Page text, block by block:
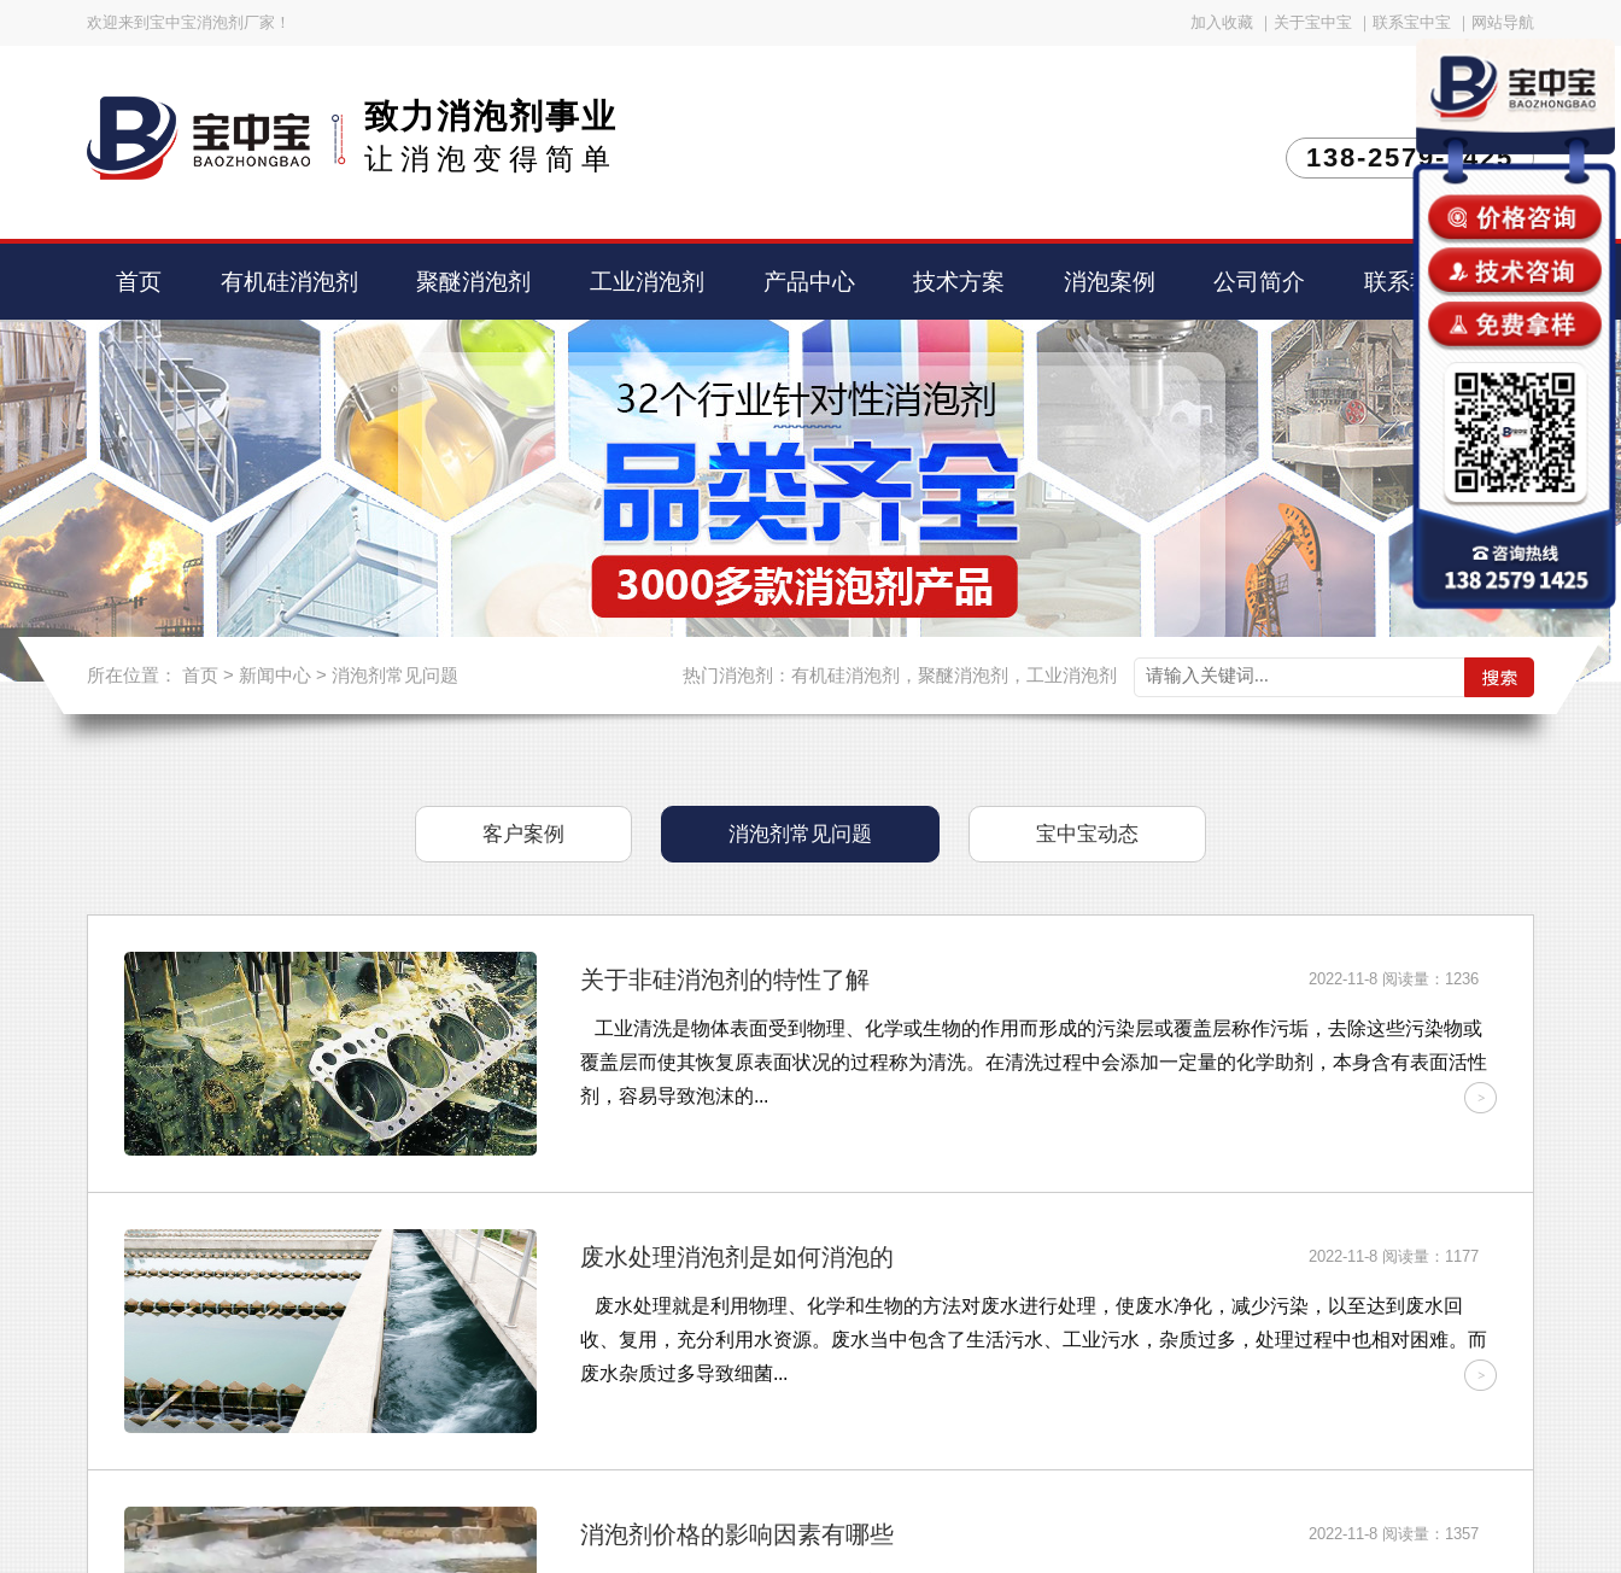
欢迎来到宝中宝消泡剂厂家！ 加入收藏 关于宝中宝 联系宝中宝 网站导航
致力消泡剂事业
让消泡变得简单 138-2579-1425
首页 有机硅消泡剂 聚醚消泡剂 工业消泡剂 产品中心 技术方案 消泡案例 公司简介 联系我们
所在位置： 首页 > 新闻中心 > 消泡剂常见问题 热门消泡剂： 有机硅消泡剂 ， 聚醚消泡剂 ， 工业消泡剂
客户案例 消泡剂常见问题 宝中宝动态
关于非硅消泡剂的特性了解 2022-11-8 阅读量：1236
工业清洗是物体表面受到物理、化学或生物的作用而形成的污染层或覆盖层称作污垢，去除这些污染物或
覆盖层而使其恢复原表面状况的过程称为清洗。在清洗过程中会添加一定量的化学助剂，本身含有表面活性
剂，容易导致泡沫的...
废水处理消泡剂是如何消泡的 2022-11-8 阅读量：1177
废水处理就是利用物理、化学和生物的方法对废水进行处理，使废水净化，减少污染，以至达到废水回
收、复用，充分利用水资源。废水当中包含了生活污水、工业污水，杂质过多，处理过程中也相对困难。而
废水杂质过多导致细菌...
消泡剂价格的影响因素有哪些 2022-11-8 阅读量：1357